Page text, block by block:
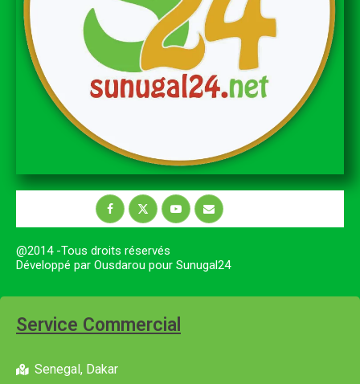
@2014 -Tous droits réservés
Développé par Ousdarou pour Sunugal24
Service Commercial
Senegal, Dakar